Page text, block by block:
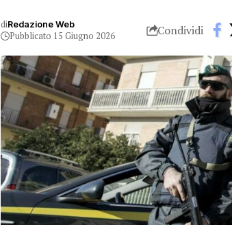
diRedazione Web
Pubblicato 15 Giugno 2026 Condividi